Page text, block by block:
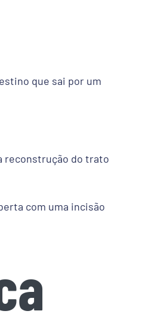
que sai por um
reconstrução do trato
com uma incisão